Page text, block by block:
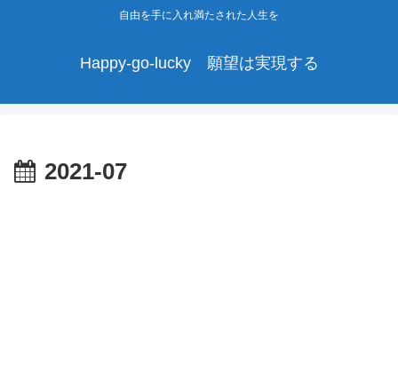
自由を手に入れ満たされた人生を
Happy-go-lucky 願望は実現する
2021-07